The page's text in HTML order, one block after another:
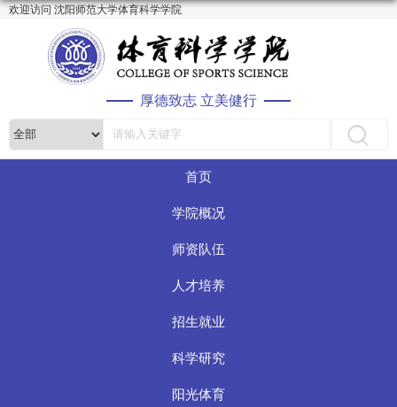
欢迎访问 沈阳师范大学体育科学学院
厚德致志 立美健行
首页
学院概况
师资队伍
人才培养
招生就业
科学研究
阳光体育